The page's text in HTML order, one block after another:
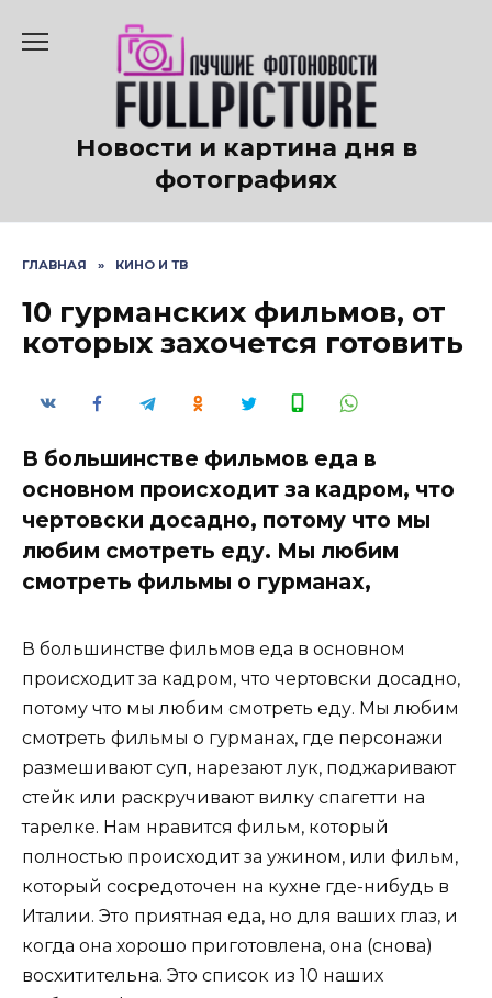
содержанию
Новости и картина дня в
фотографиях
ГЛАВНАЯ » КИНО И ТВ
10 гурманских фильмов, от
которых захочется готовить
В большинстве фильмов еда в
основном происходит за кадром, что
чертовски досадно, потому что мы
любим смотреть еду. Мы любим
смотреть фильмы о гурманах,
В большинстве фильмов еда в основном
происходит за кадром, что чертовски досадно,
потому что мы любим смотреть еду. Мы любим
смотреть фильмы о гурманах, где персонажи
размешивают суп, нарезают лук, поджаривают
стейк или раскручивают вилку спагетти на
тарелке. Нам нравится фильм, который
полностью происходит за ужином, или фильм,
который сосредоточен на кухне где-нибудь в
Италии. Это приятная еда, но для ваших глаз, и
когда она хорошо приготовлена, она (снова)
восхитительна. Это список из 10 наших